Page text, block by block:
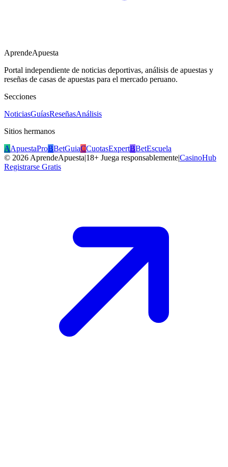
AprendeApuesta
Portal independiente de noticias deportivas, análisis de apuestas y
reseñas de casas de apuestas para el mercado peruano.
Secciones
NoticiasGuíasReseñasAnálisis
Sitios hermanos
AApuestaProBBetGuiaCCuotasExpertBBetEscuela
© 2026 AprendeApuesta|18+ Juega responsablemente|CasinoHub
Registrarse Gratis